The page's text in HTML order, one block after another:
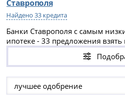
Ставрополя
Найдено 33 кредита
Банки Ставрополя с самым
ипотеке - 33 предложения
банках Ставрополя на
новостройку. Выгодные
ипотеке в банках Ставрополя в
лучшее одобрение